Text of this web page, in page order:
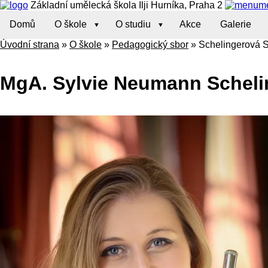
Základní umělecká škola Ilji Hurníka, Praha 2
Domů
O škole O studiu Akce
Galerie
Úvodní strana » O škole » Pedagogický sbor » Schelingerová
MgA. Sylvie Neumann